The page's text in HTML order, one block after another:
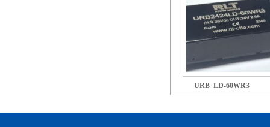
URB_LD-60WR3